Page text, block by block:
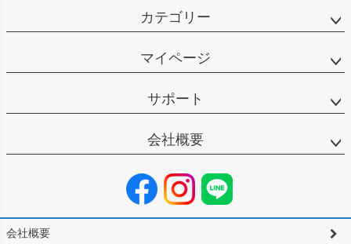
カテゴリー
マイページ
サポート
会社概要
会社概要